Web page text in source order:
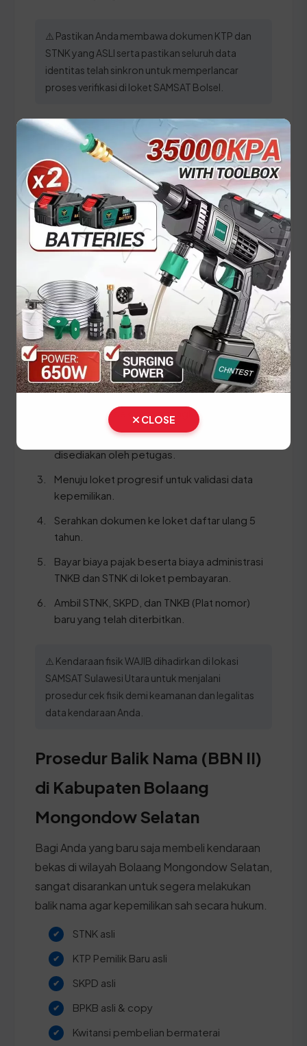
⚠️ Pastikan Anda membawa dokumen KTP dan
STNK yang ASLI serta pastikan seluruh data
identitas telah sinkron untuk memperlancar
proses verifikasi di loket SAMSAT Bolsel.
Panduan Pajak 5 Tahunan
(Ganti Plat) di Sulawesi Utara
Setiap lima tahun, pemilik kendaraan wajib
melakukan pergantian pelat nomor dan cek fisik
kendaraan. Siapkan dokumen tambahan ini:
KTP asli
SKPD asli
BPKB asli & copy
Ikuti panduan langkah demi langkah berikut:
Bawa kendaraan Anda ke area Cek Fisik untuk
dilakukan gesek nomor rangka dan mesin.
Ambil dan isi formulir pendaftaran yang
disediakan oleh petugas.
Menuju loket progresif untuk validasi data
kepemilikan.
Serahkan dokumen ke loket daftar ulang 5
tahun.
Bayar biaya pajak beserta biaya administrasi
TNKB dan STNK di loket pembayaran.
Ambil STNK, SKPD, dan TNKB (Plat nomor)
baru yang telah diterbitkan.
⚠️ Kendaraan fisik WAJIB dihadirkan di lokasi
SAMSAT Sulawesi Utara untuk menjalani
prosedur cek fisik demi keamanan dan legalitas
data kendaraan Anda.
Prosedur Balik Nama (BBN II)
di Kabupaten Bolaang
Mongondow Selatan
Bagi Anda yang baru saja membeli kendaraan
bekas di wilayah Bolaang Mongondow Selatan,
sangat disarankan untuk segera melakukan
balik nama agar kepemilikan sah secara hukum.
STNK asli
KTP Pemilik Baru asli
SKPD asli
BPKB asli & copy
Kwitansi pembelian bermaterai
CLOSE